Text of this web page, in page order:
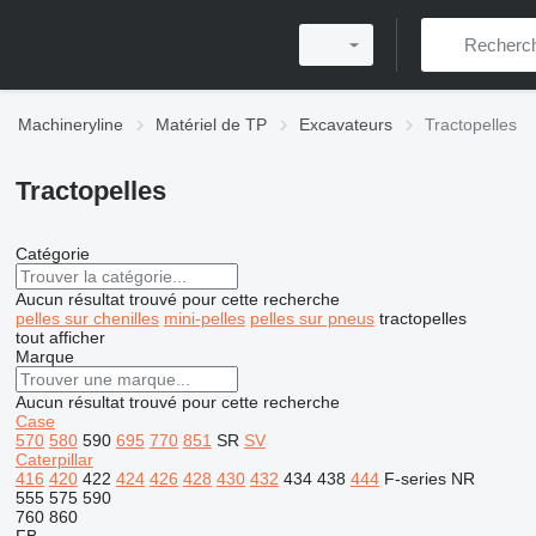
Machineryline Matériel de TP Excavateurs Tractopelles
Tractopelles
Catégorie
Aucun résultat trouvé pour cette recherche
pelles sur chenilles mini-pelles pelles sur pneus tractopelles
tout afficher
Marque
Aucun résultat trouvé pour cette recherche
Case
570 580 590 695 770 851 SR SV
Caterpillar
416 420 422 424 426 428 430 432 434 438 444 F-series NR
555 575 590
760 860